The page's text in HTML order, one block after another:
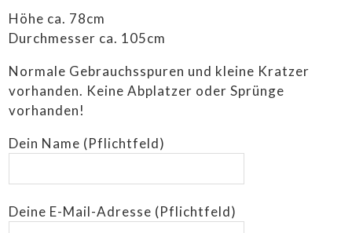
Höhe ca. 78cm
Durchmesser ca. 105cm
Normale Gebrauchsspuren und kleine Kratzer
vorhanden. Keine Abplatzer oder Sprünge
vorhanden!
Dein Name (Pflichtfeld)
Deine E-Mail-Adresse (Pflichtfeld)